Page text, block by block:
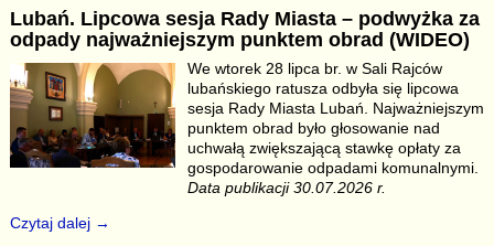
e
b
o
o
k
y
Li
n
k
e
Lubań. Lipcowa sesja Rady Miasta – podwyżka za
odpady najważniejszym punktem obrad (WIDEO)
We wtorek 28 lipca br. w Sali Rajców
lubańskiego ratusza odbyła się lipcowa
sesja Rady Miasta Lubań. Najważniejszym
punktem obrad było głosowanie nad
uchwałą zwiększającą stawkę opłaty za
gospodarowanie odpadami komunalnymi.
Data publikacji 30.07.2026 r.
Czytaj dalej →